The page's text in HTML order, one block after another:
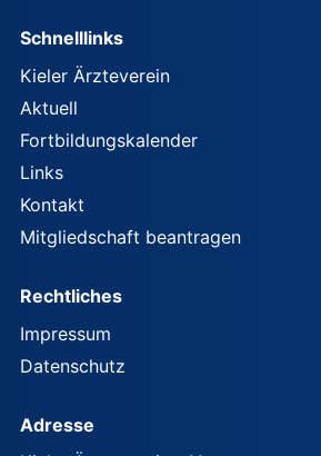
Schnelllinks
Kieler Ärzteverein
Aktuell
Fortbildungskalender
Links
Kontakt
Mitgliedschaft beantragen
Rechtliches
Impressum
Datenschutz
Adresse